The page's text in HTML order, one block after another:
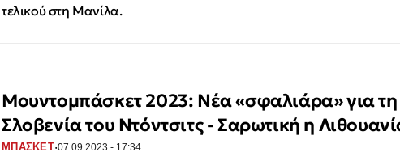
τελικού στη Μανίλα.
Μουντομπάσκετ 2023: Νέα «σφαλιάρα» για τη
Σλοβενία του Ντόντσιτς - Σαρωτική η
ΜΠΑΣΚΕΤ·07.09.2023 - 17:34